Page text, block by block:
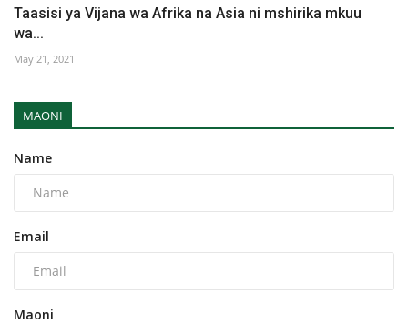
Taasisi ya Vijana wa Afrika na Asia ni mshirika mkuu
wa...
May 21, 2021
MAONI
Name
Email
Maoni